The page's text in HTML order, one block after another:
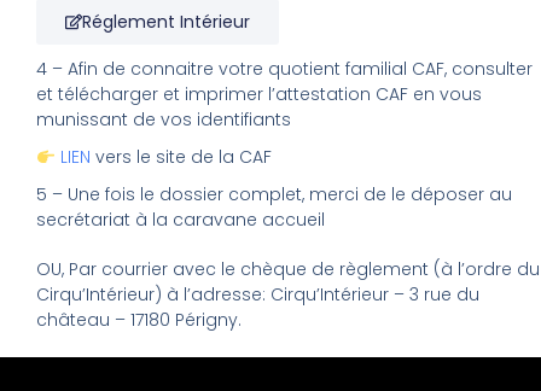
Réglement Intérieur
4 – Afin de connaitre votre quotient familial CAF, consulter
et télécharger et imprimer l’attestation CAF en vous
munissant de vos identifiants
LIEN vers le site de la CAF
5 – Une fois le dossier complet, merci de le déposer au
secrétariat à la caravane accueil
OU, Par courrier avec le chèque de règlement (à l’ordre du
Cirqu’Intérieur) à l’adresse: Cirqu’Intérieur – 3 rue du
château – 17180 Périgny.